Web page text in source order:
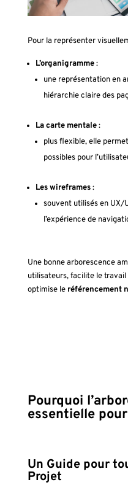
Pour la représenter
L’organigramme:
une représentation en
hiérarchie claire des
La carte mentale:
plus flexible, elle
possibles pour
Les wireframes:
souvent utilisés en UX/
l’expérience de
Une bonne arborescence
utilisateurs, facilite le
optimise leréférencement
Pourquoi
essentielle
Un Guide pour
Projet